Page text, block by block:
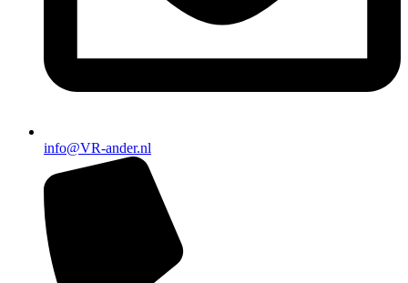
info@VR-ander.nl